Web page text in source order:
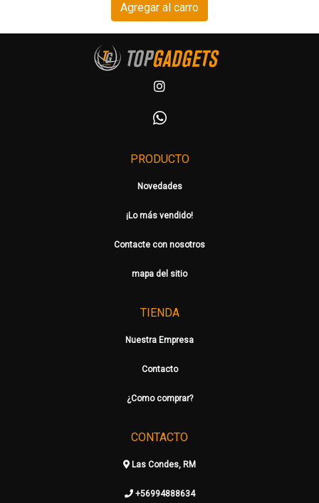
Agregar al carro
PRODUCTO
Novedades
¡Lo más vendido!
Contacte con nosotros
mapa del sitio
TIENDA
Nuestra Empresa
Contacto
¿Como comprar?
CONTACTO
Las Condes, RM
+56994888634